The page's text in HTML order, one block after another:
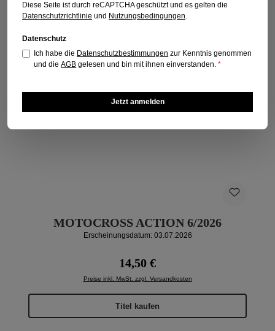
MOTOCROSS ACTION 6/2026
Erscheinungsdatum: 03.07.2026
Regulärer Preis:
14,50 €
Preise inkl. MwSt. zzgl. Versandkosten
Titel kaufen
Diese Seite ist durch reCAPTCHA geschützt und es gelten die
Datenschutzrichtlinie und Nutzungsbedingungen
Datenschutz
Ich habe die Datenschutzbestimmungen zur Kenntnis genommen
und dieAGB gelesen und bin mit ihnen einverstanden.*
Jetzt anmelden